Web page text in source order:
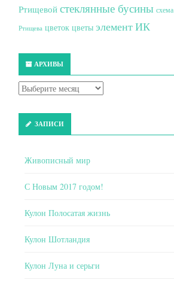
Ртищевой стеклянные бусины схема
Ртищева цветок цветы элемент ИК
АРХИВЫ
ЗАПИСИ
Живописный мир
С Новым 2017 годом!
Кулон Полосатая жизнь
Кулон Шотландия
Кулон Луна и серьги